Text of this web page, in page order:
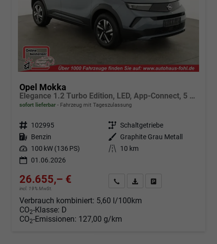
Opel Mokka
Elegance 1.2 Turbo Edition, LED, App-Connect, 5 J.-Garantie
sofort lieferbar Fahrzeug mit Tageszulassung
Fahrzeugnr. 102995 Getriebe Schaltgetriebe
Kraftstoff Benzin Außenfarbe
Graphite Grau Metall
Leistung 100 kW (136 PS) Kilometerstand
10 km
01.06.2026
26.655,– €
incl. 19% MwSt.
Angebot anfordern
Fahrzeugexpose (PDF)
Verbrauch kombiniert: 5,60 l/100km
CO2-Klasse: D
CO2-Emissionen: 127,00 g/km